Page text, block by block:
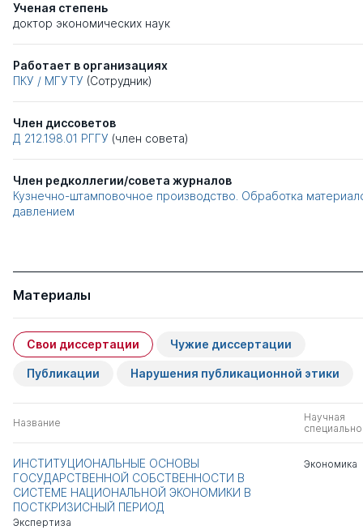
Ученая степень
доктор экономических наук
Работает в организациях
ПКУ / МГУТУ (Сотрудник)
Член диссоветов
Д 212.198.01 РГГУ (член совета)
Член редколлегии/совета журналов
Кузнечно-штамповочное производство. Обработка
давлением
Материалы
Свои диссертации Чужие диссертации
Публикации Нарушения публикационной этики
Название
Научная
ИНСТИТУЦИОНАЛЬНЫЕ ОСНОВЫ
ГОСУДАРСТВЕННОЙ СОБСТВЕННОСТИ В
СИСТЕМЕ НАЦИОНАЛЬНОЙ ЭКОНОМИКИ В
ПОСТКРИЗИСНЫЙ ПЕРИОД
Экспертиза
Экономика